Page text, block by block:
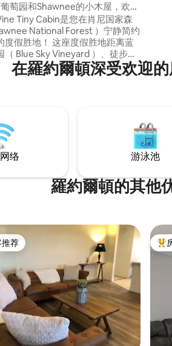
萄园和Shawnee的小木屋，欢迎
入住Tiny Cabin是您在肖尼国家森
National Forest ）宁静简约
度假胜地！ 这座度假胜地距离蓝
（ Blue Sky Vineyard ）、徒步旅
滑索和I-57仅5分钟路程，将冒险
为一体。 在火坑旁放松身心，欣
宠物！ 非常适合寻求宁静
然爱好者或极简主义冒险家！
在羅約爾頓深受欢迎
络 游泳池
羅約爾頓的其他
客推荐」
推荐 热